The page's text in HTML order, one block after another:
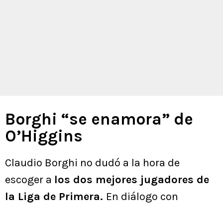
Borghi “se enamora” de
O’Higgins
Claudio Borghi no dudó a la hora de
escoger a los dos mejores jugadores de
la Liga de Primera. En diálogo con